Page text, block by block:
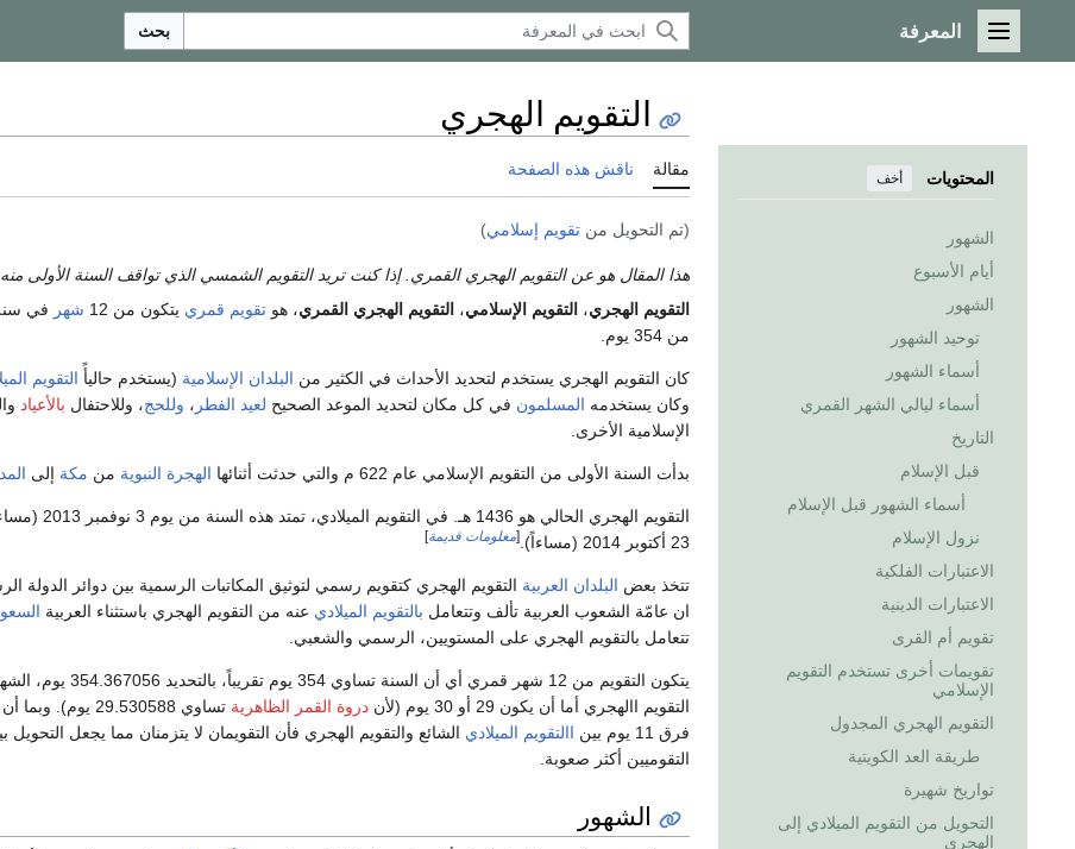
القائمة الرئيسية
المعرفة بحث
المحتويات أخف
الشهور
أيام الأسبوع
الشهور
توحيد الشهور
أسماء الشهور
أسماء ليالي الشهر القمري
التاريخ
قبل الإسلام
أسماء الشهور قبل الإسلام
نزول الإسلام
الاعتبارات الفلكية
الاعتبارات الدينية
تقويم أم القرى
تقويمات أخرى تستخدم التقويم
الإسلامي
التقويم الهجري المجدول
طريقة العد الكويتية
تواريخ شهيرة
التحويل من التقويم الميلادي إلى
الهجري
التقويم الهجري
مقالة ناقش هذه الصفحة
(تم التحويل من تقويم إسلامي)
هذا المقال هو عن التقويم الهجري القمري. إذا كنت تريد التقويم الشمسي الذي تواقف السنة الأولى
التقويم الهجري، التقويم الإسلامي، التقويم الهجري القمري، هو تقويم قمري يتكون من 12 شهر في
من 354 يوم.
كان التقويم الهجري يستخدم لتحديد الأحداث في الكثير من البلدان الإسلامية (يستخدم حاليأً التقويم
وكان يستخدمه المسلمون في كل مكان لتحديد الموعد الصحيح لعيد الفطر ، وللحج، وللاحتفال بالأعياد
الإسلامية الأخرى.
بدأت السنة الأولى من التقويم الإسلامي عام 622 م والتي حدثت أثنائها الهجرة النبوية من مكة إلى
التقويم الهجري الحالي هو 1436 هـ. في
23 أكتوبر 2014 (مساءاً).
[معلومات قديمة]
تتخذ بعض البلدان العربية التقويم الهجري كتقويم رسمي لتوثيق المكاتبات الرسمية بين دوائر الدولة
ان عامّة الشعوب العربية تألف وتتعامل بالتقويم الميلادي عنه من التقويم الهجري باستثناء العربية
تتعامل بالتقويم الهجري على المستويين، الرسمي والشعبي.
يتكون التقويم من 12 شهر قمري أي أن السنة تساوي 354 يوم
التقويم االهجري أما أن يكون 29 أو 30 يوم (لأن
دروة القمر الظاهرية
تساوي 29.530588 يوم).
فرق 11 يوم بين
االتقويم الميلادي الشائع والتقويم الهجري فأن التقويمان لا يتزمنان مما يجعل التحويل
التقوميين أكثر صعوبة.
الشهور